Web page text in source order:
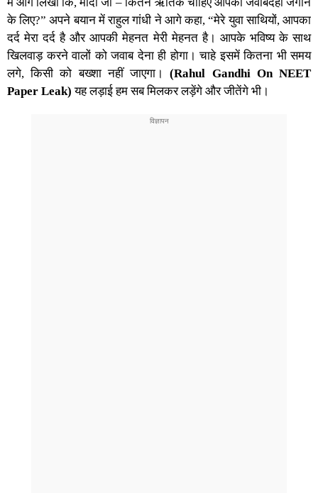
के लिए?” अपने बयान में राहुल गांधी ने आगे कहा, “मेरे युवा साथियों, आपका
दर्द मेरा दर्द है और आपकी मेहनत मेरी मेहनत है। आपके भविष्य के साथ
खिलवाड़ करने वालों को जवाब देना ही होगा। चाहे इसमें कितना भी समय
लगे, किसी को बख्शा नहीं जाएगा।(Rahul Gandhi On NEET
Paper Leak)यह लड़ाई हम सब मिलकर लड़ेंगे और जीतेंगे भी।